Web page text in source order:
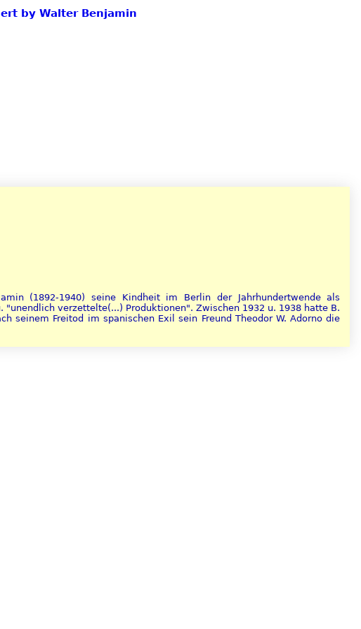
by Walter Benjamin
(1892-1940) seine Kindheit im Berlin der Jahrhundertwende als
verzettelte(...) Produktionen". Zwischen 1932 u. 1938 hatte B.
seinem Freitod im spanischen Exil sein Freund Theodor W. Adorno die